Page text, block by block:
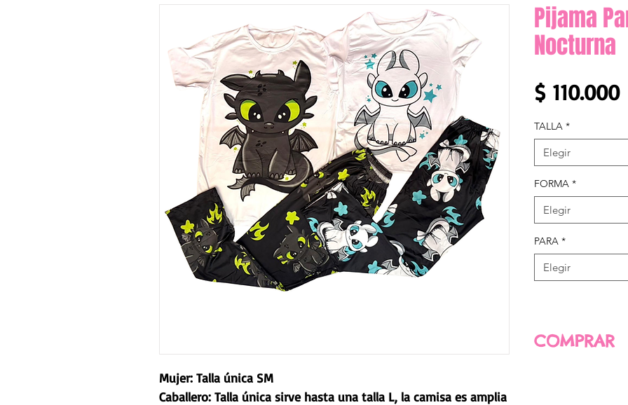
Mujer: Talla única SM
Caballero: Talla única sirve hasta una talla L, la camisa es amplia
Pijama
Nocturna
$ 110.000
TALLA *
Elegir
FORMA *
Elegir
PARA *
Elegir
COMPRAR